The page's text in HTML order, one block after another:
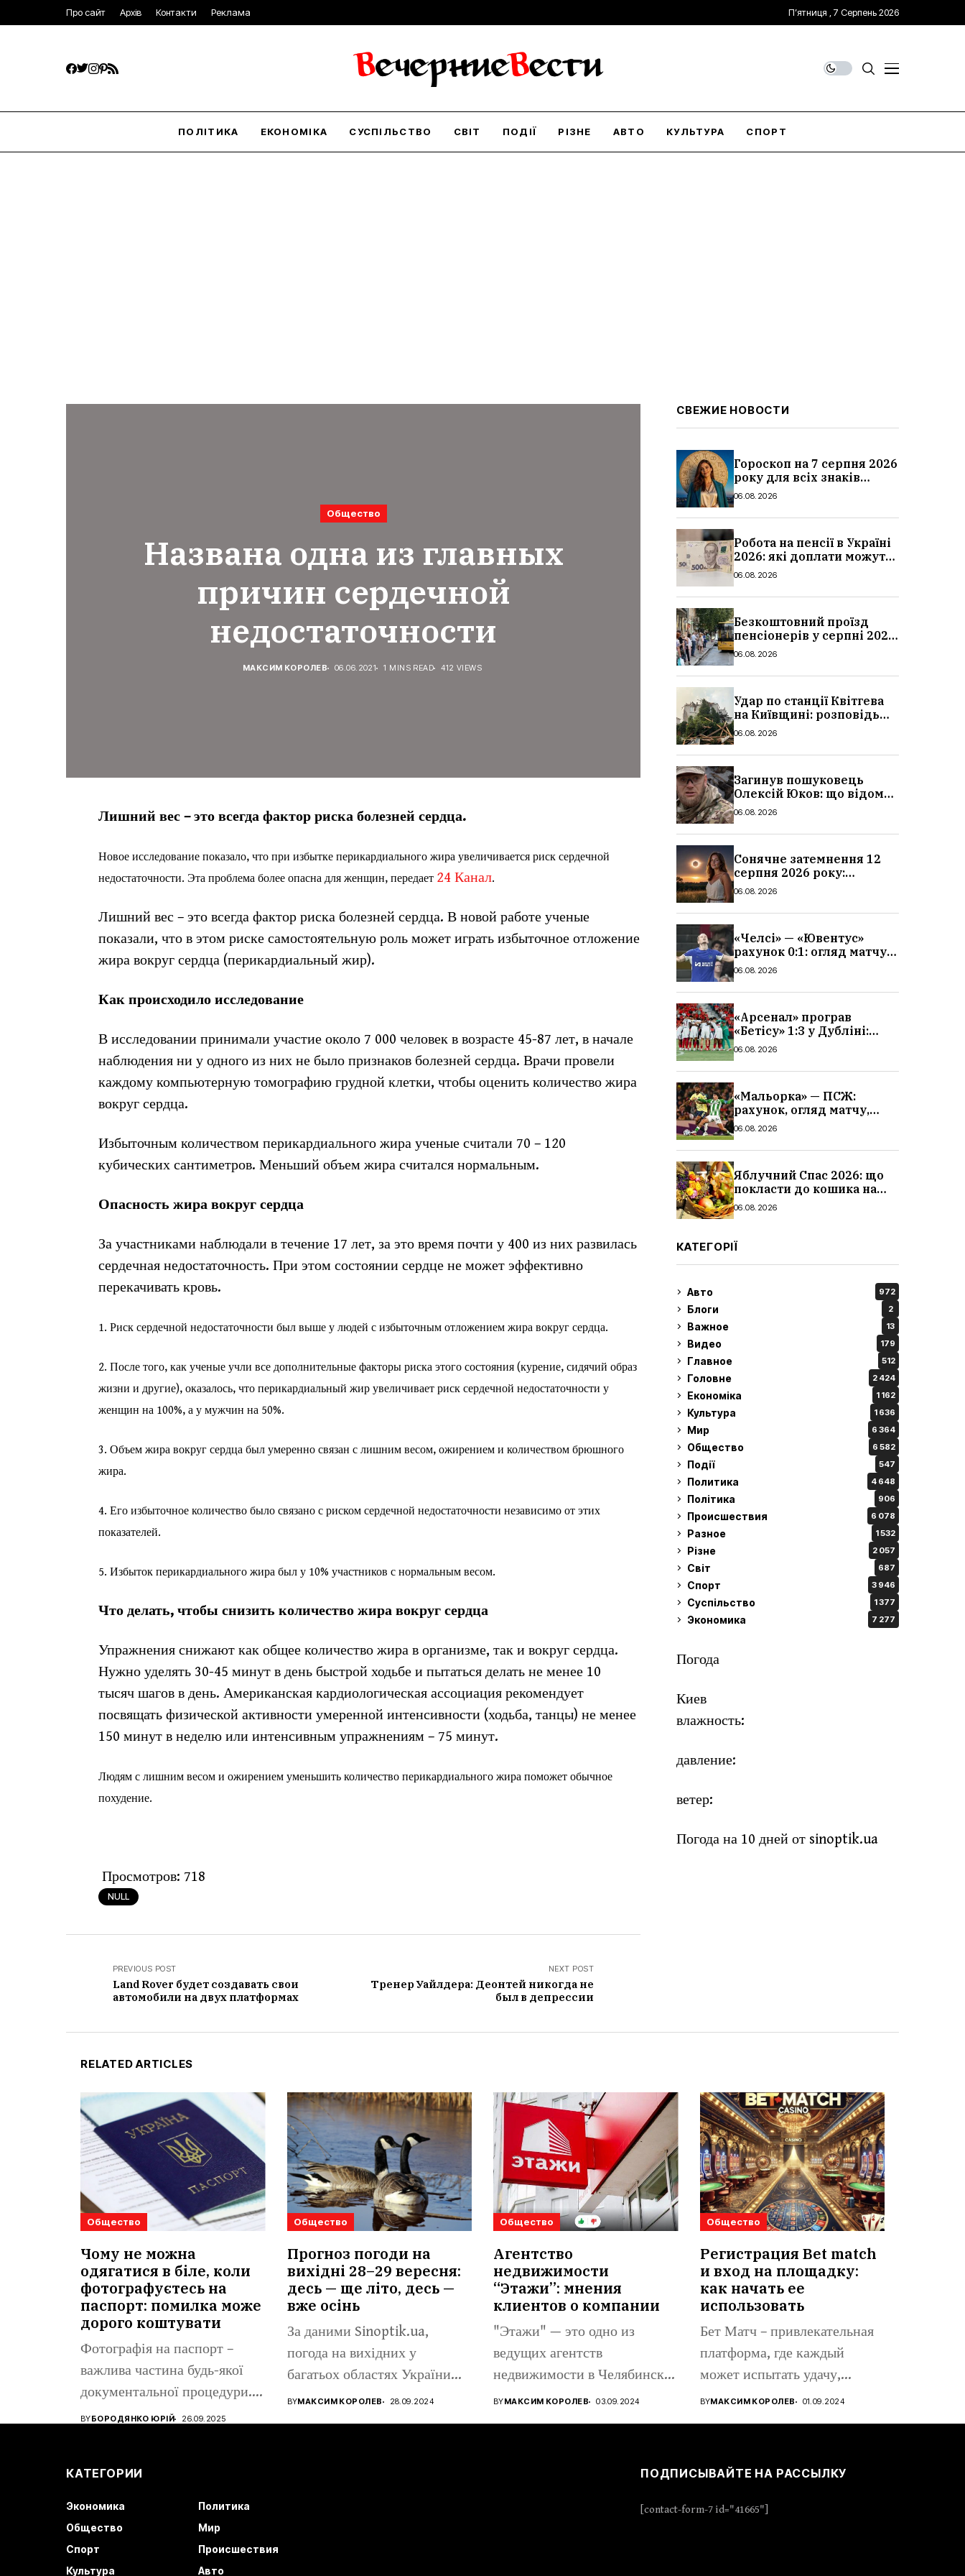
Про сайт Архів Контакти Реклама П’ятниця , 7 Серпень 2026
ПОЛІТИКА ЕКОНОМІКА СУСПІЛЬСТВО СВІТ ПОДІЇ РІЗНЕ АВТО КУЛЬТУРА СПОРТ
Общество
Названа одна из главных
причин сердечной
недостаточности
МАКСИМ КОРОЛЕВ 06.06.2021 1 MINS READ 412 VIEWS
Лишний вес – это всегда фактор риска болезней сердца.
Новое исследование показало, что при избытке перикардиального жира увеличивается риск сердечной
недостаточности. Эта проблема более опасна для женщин, передает 24 Канал.
Лишний вес – это всегда фактор риска болезней сердца. В новой работе ученые
показали, что в этом риске самостоятельную роль может играть избыточное отложение
жира вокруг сердца (перикардиальный жир).
Как происходило исследование
В исследовании принимали участие около 7 000 человек в возрасте 45-87 лет, в начале
наблюдения ни у одного из них не было признаков болезней сердца. Врачи провели
каждому компьютерную томографию грудной клетки, чтобы оценить количество жира
вокруг сердца.
Избыточным количеством перикардиального жира ученые считали 70 – 120
кубических сантиметров. Меньший объем жира считался нормальным.
Опасность жира вокруг сердца
За участниками наблюдали в течение 17 лет, за это время почти у 400 из них развилась
сердечная недостаточность. При этом состоянии сердце не может эффективно
перекачивать кровь.
1. Риск сердечной недостаточности был выше у людей с избыточным отложением жира вокруг сердца.
2. После того, как ученые учли все дополнительные факторы риска этого состояния (курение, сидячий образ
жизни и другие), оказалось, что перикардиальный жир увеличивает риск сердечной недостаточности у
женщин на 100%, а у мужчин на 50%.
3. Объем жира вокруг сердца был умеренно связан с лишним весом, ожирением и количеством брюшного
жира.
4. Его избыточное количество было связано с риском сердечной недостаточности независимо от этих
показателей.
5. Избыток перикардиального жира был у 10% участников с нормальным весом.
Что делать, чтобы снизить количество жира вокруг сердца
Упражнения снижают как общее количество жира в организме, так и вокруг сердца.
Нужно уделять 30-45 минут в день быстрой ходьбе и пытаться делать не менее 10
тысяч шагов в день. Американская кардиологическая ассоциация рекомендует
посвящать физической активности умеренной интенсивности (ходьба, танцы) не менее
150 минут в неделю или интенсивным упражнениям – 75 минут.
Людям с лишним весом и ожирением уменьшить количество перикардиального жира поможет обычное
похудение.
Просмотров: 718
NULL
PREVIOUS POST
Land Rover будет создавать свои
автомобили на двух платформах
NEXT POST
Тренер Уайлдера: Деонтей никогда не
был в депрессии
СВЕЖИЕ НОВОСТИ
Гороскоп на 7 серпня 2026
року для всіх знаків
зодіаку: кому пощастить у
06.08.2026
Робота на пенсії в Україні
2026: які доплати можуть
скасувати, про що
06.08.2026
Безкоштовний проїзд
пенсіонерів у серпні 2026
в Україні: де діє пільга,
06.08.2026
Удар по станції Квітгева
на Київщині: розповідь
очевидців, як вісім людей
сталося
06.08.2026
Загинув пошуковець
Олексій Юков: що відомо
про його роботу, хто він
06.08.2026
Сонячне затемнення 12
серпня 2026 року:
гороскоп, кому із знаків
06.08.2026
«Челсі» — «Ювентус»
рахунок 0:1: огляд матчу
та вихід Мудрика
06.08.2026
«Арсенал» програв
«Бетісу» 1:3 у Дубліні:
огляд матчу та всі голи
06.08.2026
«Мальорка» — ПСЖ:
рахунок, огляд матчу,
голи та склад парижан
06.08.2026
Яблучний Спас 2026: що
покласти до кошика на
освячення, які фрукти,
06.08.2026
КАТЕГОРІЇ
Авто 972
Блоги 2
Важное 13
Видео 179
Главное 512
Головне 2 424
Економіка 1 162
Культура 1 636
Мир 6 364
Общество 6 582
Події 547
Политика 4 648
Політика 906
Происшествия 6 078
Разное 1 532
Різне 2 057
Світ 687
Спорт 3 946
Суспільство 1 377
Экономика 7 277
Погода
Киев
влажность:
давление:
ветер:
Погода на 10 дней от sinoptik.ua
RELATED ARTICLES
Общество
Чому не можна
одягатися в біле, коли
фотографуєтесь на
паспорт: помилка може
дорого коштувати
Фотографія на паспорт –
важлива частина будь-якої
документальної процедури.
Від того, наскільки...
BYБОРОДЯНКО ЮРІЙ 26.09.2025
Общество
Прогноз погоди на
вихідні 28–29 вересня:
десь — ще літо, десь —
вже осінь
За даними Sinoptik.ua,
погода на вихідних у
багатьох областях України
все ще...
BYМАКСИМ КОРОЛЕВ 28.09.2024
Общество
Агентство
недвижимости
“Этажи”: мнения
клиентов о компании
"Этажи" — это одно из
ведущих агентств
недвижимости в Челябинске,
предлагающее широкий...
BYМАКСИМ КОРОЛЕВ 03.09.2024
Общество
Регистрация Bet match
и вход на площадку:
как начать ее
использовать
Бет Матч – привлекательная
платформа, где каждый
может испытать удачу,
проявить стратегическое...
BYМАКСИМ КОРОЛЕВ 01.09.2024
КАТЕГОРИИ
Экономика
Политика
Общество
Мир
Спорт
Происшествия
Культура
Авто
ПОДПИСЫВАЙТЕ НА РАССЫЛКУ
[contact-form-7 id="41665"]